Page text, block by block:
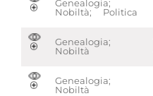
Genealogia;
Nobiltà; Politica
Genealogia;
Nobiltà
Genealogia;
Nobiltà